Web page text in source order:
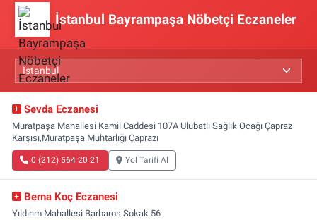
İstanbul Bayrampaşa Nöbetçi Eczaneler
Sevda Eczanesi
Muratpaşa Mahallesi Kamil Caddesi 107A Ulubatlı Sağlık Ocağı Çapraz
Karşısı,Muratpaşa Muhtarlığı Çaprazı
0 (212) 564 20 21 Yol Tarifi Al
Berna Koç Eczanesi
Yıldırım Mahallesi Barbaros Sokak 56